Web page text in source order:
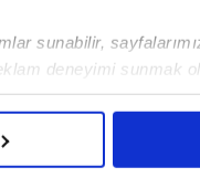
sunabilir,
deneyimi sunmak
noktada, reklamların